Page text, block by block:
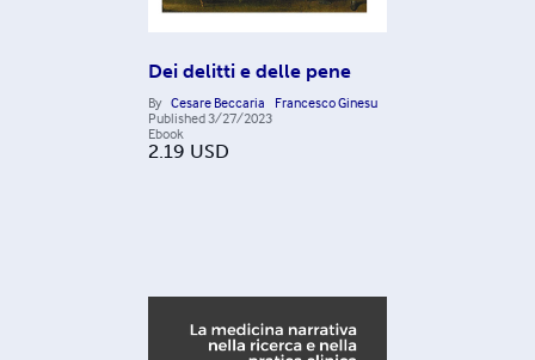
Dei delitti e delle pene
By Cesare Beccaria
Francesco Ginesu
Published3/27/2023
Ebook
2.19 USD